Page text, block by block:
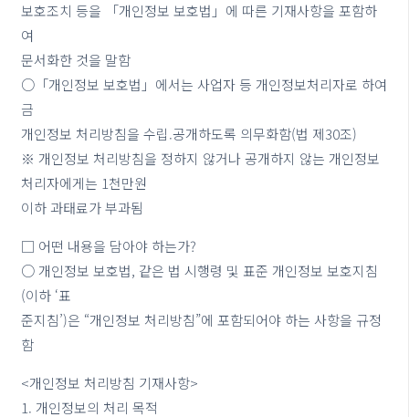
보호조치 등을 「개인정보 보호법」에 따른 기재사항을 포함하
여
문서화한 것을 말함
○「개인정보 보호법」에서는 사업자 등 개인정보처리자로 하여
금
개인정보 처리방침을 수립.공개하도록 의무화함(법 제30조)
※ 개인정보 처리방침을 정하지 않거나 공개하지 않는 개인정보
처리자에게는 1천만원
이하 과태료가 부과됨
□ 어떤 내용을 담아야 하는가?
○ 개인정보 보호법, 같은 법 시행령 및 표준 개인정보 보호지침
(이하 ‘표
준지침’)은 “개인정보 처리방침”에 포함되어야 하는 사항을 규정
함
<개인정보 처리방침 기재사항>
1. 개인정보의 처리 목적